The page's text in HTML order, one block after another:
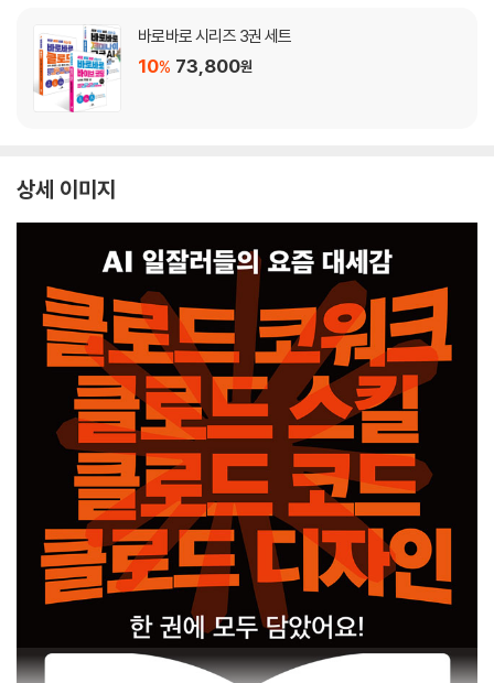
바로바로 시리즈 3권 세트
10% 73,800원
상세 이미지